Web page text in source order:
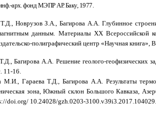
инф.-арх. фонд МЭПР АР. Баку, 1977.
Новрузов З.А., Багирова А.А. Глубинное
данным. Материалы XX
полиграфический центр «Научная
Багирова А.А. Решение геолого-геофизических
11-16.
Гараева Т.Д., Багирова А.А. Результаты
зона, Южный склон Большого Кавказа,
://doi.org/ 10.24028/gzh.0203-3100.v39i3.2017.104029.